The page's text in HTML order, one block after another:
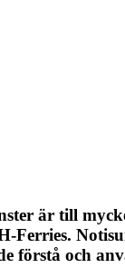
är till
Ferries.
förstå och